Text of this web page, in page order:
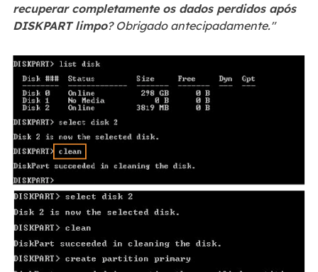
recuperar completamente os dados perdidos após
DISKPART limpo? Obrigado antecipadamente."